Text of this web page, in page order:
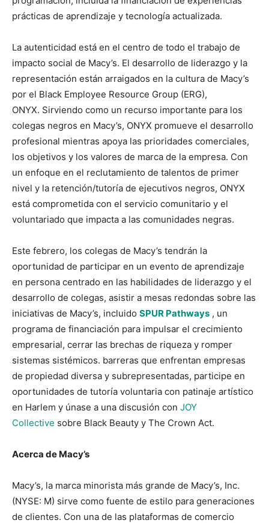
prácticas de aprendizaje y tecnología actualizada.
La autenticidad está en el centro de todo el trabajo de
impacto social de Macy’s. El desarrollo de liderazgo y la
representación están arraigados en la cultura de Macy’s
por el Black Employee Resource Group (ERG),
ONYX. Sirviendo como un recurso importante para los
colegas negros en Macy’s, ONYX promueve el desarrollo
profesional mientras apoya las prioridades comerciales,
los objetivos y los valores de marca de la empresa. Con
un enfoque en el reclutamiento de talentos de primer
nivel y la retención/tutoría de ejecutivos negros, ONYX
está comprometida con el servicio comunitario y el
voluntariado que impacta a las comunidades negras.
Este febrero, los colegas de Macy’s tendrán la
oportunidad de participar en un evento de aprendizaje
en persona centrado en las habilidades de liderazgo y el
desarrollo de colegas, asistir a mesas redondas sobre las
iniciativas de Macy’s, incluido SPUR Pathways , un
programa de financiación para impulsar el crecimiento
empresarial, cerrar las brechas de riqueza y romper
sistemas sistémicos. barreras que enfrentan empresas
de propiedad diversa y subrepresentadas, participe en
oportunidades de tutoría voluntaria con patinaje artístico
en Harlem y únase a una discusión con JOY
Collective sobre Black Beauty y The Crown Act.
Acerca de Macy’s
Macy’s, la marca minorista más grande de Macy’s, Inc.
(NYSE: M) sirve como fuente de estilo para generaciones
de clientes. Con una de las plataformas de comercio